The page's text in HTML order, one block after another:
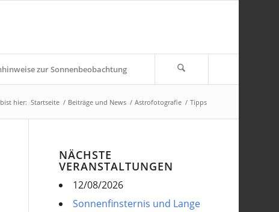
zur Sonnenbeobachtung
hier: Startseite / Beiträge und News / Astrofotografie / Tipps
NÄCHSTE
VERANSTALTUNGEN
12/08/2026
Sonnenfinsternis und Lange